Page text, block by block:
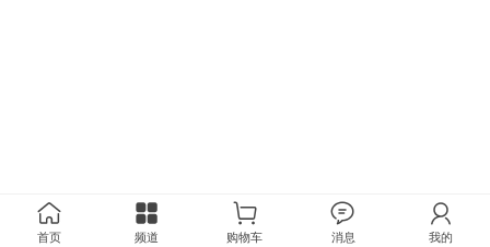
首页 频道 购物车 消息 我的